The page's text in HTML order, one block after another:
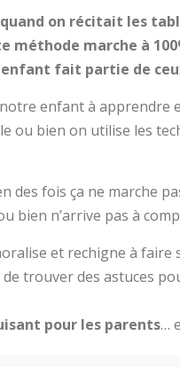
on récitait les
méthode marche à
enfant fait partie de
enfant à apprendre
ou bien on utilise les
des fois ça ne marche
bien n’arrive pas à
et rechigne à
trouver des astuces
pour les parents…